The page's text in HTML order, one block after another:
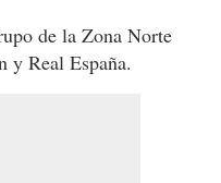
de la Zona Norte
y Real España.